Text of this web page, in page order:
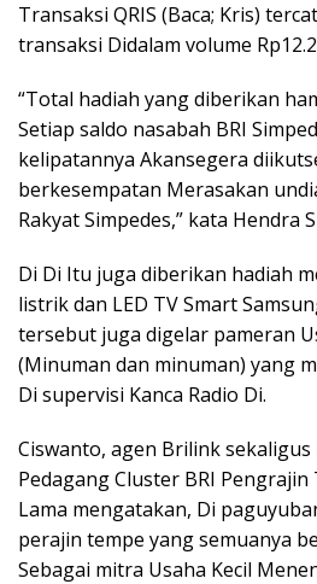
Transaksi QRIS (Baca; Kris)
transaksi Didalam volume
“Total hadiah yang diberikan
Setiap saldo nasabah BRI
kelipatannya Akansegera
berkesempatan Merasakan
Rakyat Simpedes,” kata Hendra
Di Di Itu juga diberikan hadiah
listrik dan LED TV Smart
tersebut juga digelar pameran
(Minuman dan minuman) yang
Di supervisi Kanca Radio Di.
Ciswanto, agen Brilink
Pedagang Cluster BRI
Lama mengatakan, Di
perajin tempe yang semuanya
Sebagai mitra Usaha Kecil